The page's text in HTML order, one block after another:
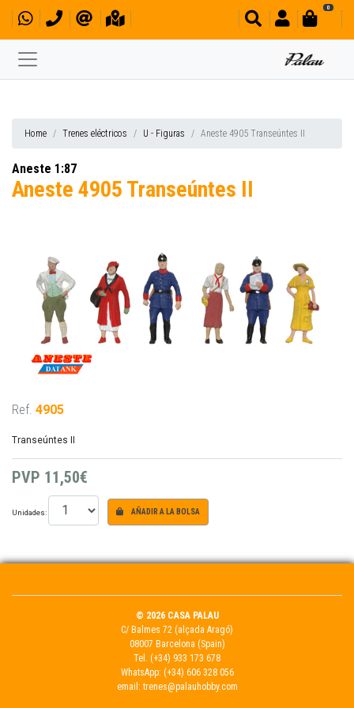
0
Home Trenes eléctricos U - Figuras Aneste 4905 Transeúntes II
Aneste 1:87
Aneste 4905 Transeúntes II
Ref. 4905
Transeúntes II
PVP 11,50€
Unidades: AÑADIR A LA BOLSA
© 2026 CASA PALAU
C/ Balmes 72 (alçada Aragó)
08007 Barcelona (Spain)
Tel. (+34) 933 173 678
WhatsApp: (+34) 606 328 056
email: trenes@palauhobby.com